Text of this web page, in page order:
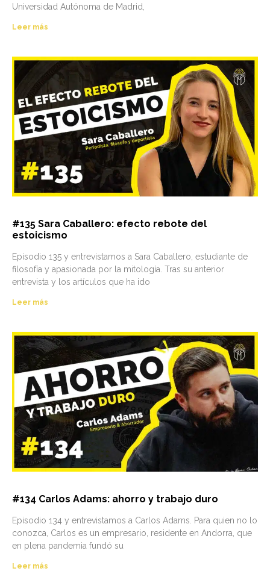
Universidad Autónoma de Madrid,
Leer más
#135 Sara Caballero: efecto rebote del
estoicismo
Episodio 135 y entrevistamos a Sara Caballero, estudiante de
filosofía y apasionada por la mitología. Tras su anterior
entrevista y los artículos que ha ido
Leer más
#134 Carlos Adams: ahorro y trabajo duro
Episodio 134 y entrevistamos a Carlos Adams. Para quien no lo
conozca, Carlos es un empresario, residente en Andorra, que
en plena pandemia fundó su
Leer más